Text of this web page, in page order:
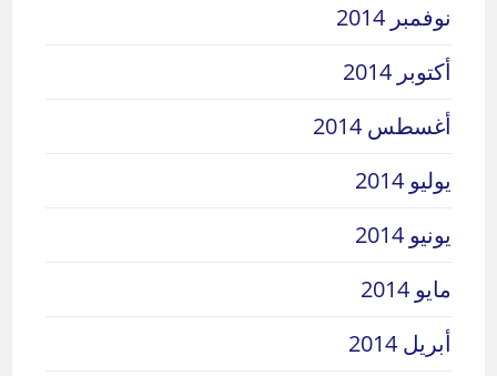
نوفمبر 2014
أكتوبر 2014
أغسطس 2014
يوليو 2014
يونيو 2014
مايو 2014
أبريل 2014